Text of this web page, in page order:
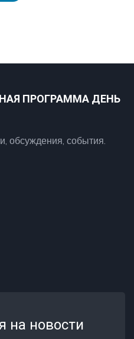
ПРОГРАММА ДЕНЬ
обсуждения, события.
на новости